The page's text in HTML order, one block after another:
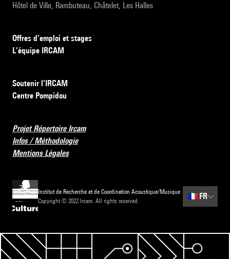
Hôtel de Ville, Rambuteau, Châtelet, Les Halles
Offres d’emploi et stages
L’équipe IRCAM
Soutenir l’IRCAM
Centre Pompidou
Projet Répertoire Ircam
Infos / Méthodologie
Mentions Légales
Institut de Recherche et de Coordination Acoustique/Musique
Copyright © 2022 Ircam. All rights reserved.
🇫🇷 FR